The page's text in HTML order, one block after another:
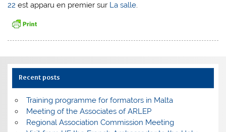
22 est apparu en premier sur La salle.
Recent posts
Training programme for formators in Malta
Meeting of the Associates of ARLEP
Regional Association Commission Meeting